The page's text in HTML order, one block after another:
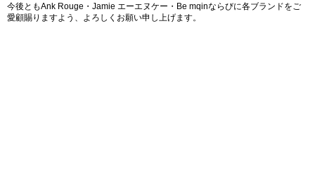
今後ともAnk Rouge・Jamie エーエヌケー・Be mqinならびに各ブランドをご
愛顧賜りますよう、よろしくお願い申し上げます。